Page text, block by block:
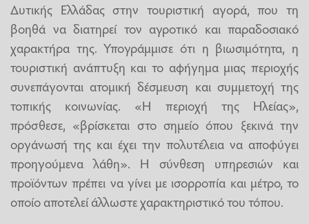
Δυτικής Ελλάδας στην τουριστική αγορά, που τη
βοηθά να διατηρεί τον αγροτικό και παραδοσιακό
χαρακτήρα της. Υπογράμμισε ότι η βιωσιμότητα, η
τουριστική ανάπτυξη και το αφήγημα μιας περιοχής
συνεπάγονται ατομική δέσμευση και συμμετοχή της
τοπικής κοινωνίας. «Η περιοχή της Ηλείας»,
πρόσθεσε, «βρίσκεται στο σημείο όπου ξεκινά την
οργάνωσή της και έχει την πολυτέλεια να αποφύγει
προηγούμενα λάθη». Η σύνθεση υπηρεσιών και
προϊόντων πρέπει να γίνει με ισορροπία και μέτρο, το
οποίο αποτελεί άλλωστε χαρακτηριστικό του τόπου.